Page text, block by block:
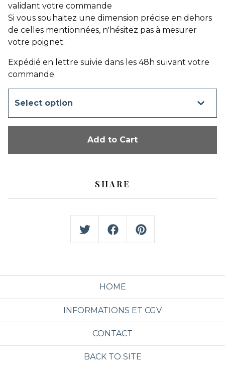
validant votre commande
Si vous souhaitez une dimension précise en dehors
de celles mentionnées, n'hésitez pas à mesurer
votre poignet.
Expédié en lettre suivie dans les 48h suivant votre
commande.
Add to Cart
SHARE
HOME
INFORMATIONS ET CGV
CONTACT
BACK TO SITE